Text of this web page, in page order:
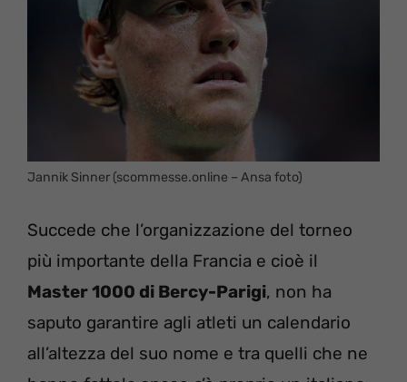
Jannik Sinner (scommesse.online – Ansa foto)
Succede che l’organizzazione del torneo
più importante della Francia e cioè il
Master 1000 di Bercy-Parigi, non ha
saputo garantire agli atleti un calendario
all’altezza del suo nome e tra quelli che ne